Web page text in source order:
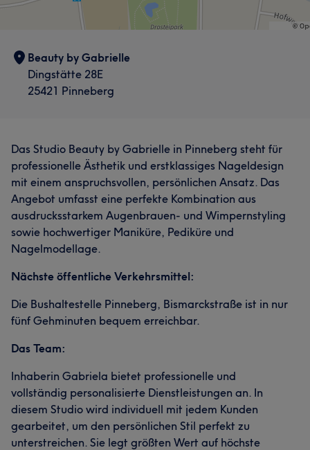
Beauty by Gabrielle
Dingstätte 28E
25421 Pinneberg
Das Studio Beauty by Gabrielle in Pinneberg steht für
professionelle Ästhetik und erstklassiges Nageldesign
mit einem anspruchsvollen, persönlichen Ansatz. Das
Angebot umfasst eine perfekte Kombination aus
ausdrucksstarkem Augenbrauen- und Wimpernstyling
sowie hochwertiger Maniküre, Pediküre und
Nagelmodellage.
Nächste öffentliche Verkehrsmittel:
Die Bushaltestelle Pinneberg, Bismarckstraße ist in nur
fünf Gehminuten bequem erreichbar.
Das Team:
Inhaberin Gabriela bietet professionelle und
vollständig personalisierte Dienstleistungen an. In
diesem Studio wird individuell mit jedem Kunden
gearbeitet, um den persönlichen Stil perfekt zu
unterstreichen. Sie legt größten Wert auf höchste